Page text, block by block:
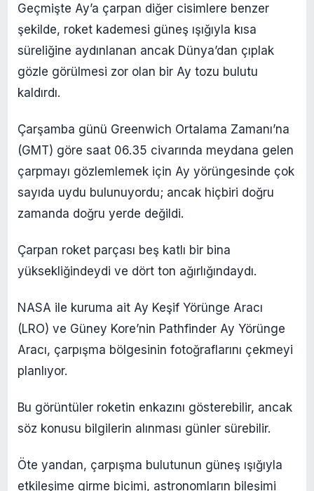
Geçmişte Ay’a çarpan diğer cisimlere benzer
şekilde, roket kademesi güneş ışığıyla kısa
süreliğine aydınlanan ancak Dünya’dan çıplak
gözle görülmesi zor olan bir Ay tozu bulutu
kaldırdı.
Çarşamba günü Greenwich Ortalama Zamanı’na
(GMT) göre saat 06.35 civarında meydana gelen
çarpmayı gözlemlemek için Ay yörüngesinde çok
sayıda uydu bulunuyordu; ancak hiçbiri doğru
zamanda doğru yerde değildi.
Çarpan roket parçası beş katlı bir bina
yüksekliğindeydi ve dört ton ağırlığındaydı.
NASA ile kuruma ait Ay Keşif Yörünge Aracı
(LRO) ve Güney Kore’nin Pathfinder Ay Yörünge
Aracı, çarpışma bölgesinin fotoğraflarını çekmeyi
planlıyor.
Bu görüntüler roketin enkazını gösterebilir, ancak
söz konusu bilgilerin alınması günler sürebilir.
Öte yandan, çarpışma bulutunun güneş ışığıyla
etkileşime girme biçimi, astronomların bileşimi